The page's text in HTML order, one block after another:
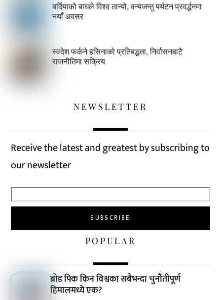
बर्दियाको बाघले विश्व तान्यो, वन्यजन्तु पर्यटन प्रवर्द्धनमा
नयाँ अवसर
स्वदेश फर्कने हसिनाको प्रतिबद्धता, निर्वासनबाटै
राजनीतिमा सक्रिय
NEWSLETTER
Receive the latest and greatest by subscribing to
our newsletter
POPULAR
ब्रोड पिक किन विश्वका सबैभन्दा चुनौतीपूर्ण
हिमालमध्ये एक?